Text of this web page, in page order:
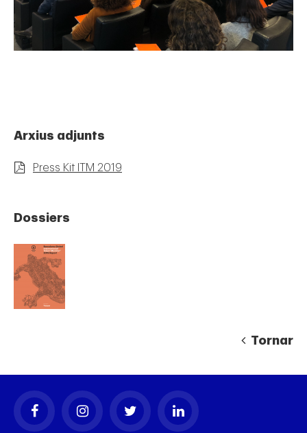
Arxius adjunts
Press Kit ITM 2019
Dossiers
Tornar